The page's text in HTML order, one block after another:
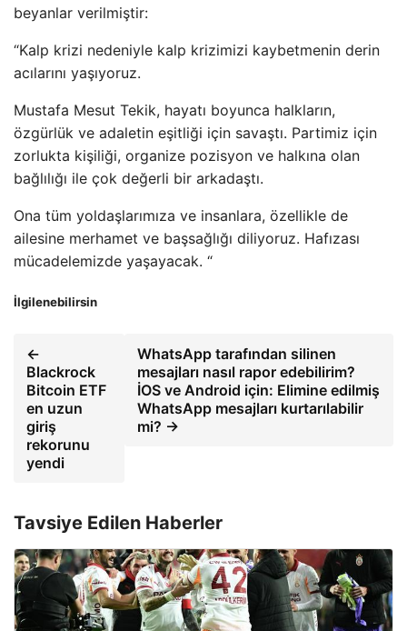
beyanlar verilmiştir:
“Kalp krizi nedeniyle kalp krizimizi kaybetmenin derin
acılarını yaşıyoruz.
Mustafa Mesut Tekik, hayatı boyunca halkların,
özgürlük ve adaletin eşitliği için savaştı. Partimiz için
zorlukta kişiliği, organize pozisyon ve halkına olan
bağlılığı ile çok değerli bir arkadaştı.
Ona tüm yoldaşlarımıza ve insanlara, özellikle de
ailesine merhamet ve başsağlığı diliyoruz. Hafızası
mücadelemizde yaşayacak. “
İlgilenebilirsin
←
Blackrock
Bitcoin ETF
en uzun
giriş
rekorunu
yendi
WhatsApp tarafından silinen
mesajları nasıl rapor edebilirim?
İOS ve Android için: Elimine edilmiş
WhatsApp mesajları kurtarılabilir
mi? →
Tavsiye Edilen Haberler